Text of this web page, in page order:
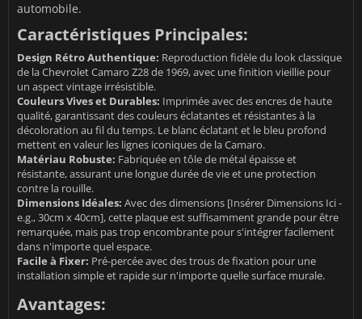
automobile.
Caractéristiques Principales:
Design Rétro Authentique: Reproduction fidèle du look classique
de la Chevrolet Camaro Z28 de 1969, avec une finition vieillie pour
un aspect vintage irrésistible.
Couleurs Vives et Durables: Imprimée avec des encres de haute
qualité, garantissant des couleurs éclatantes et résistantes à la
décoloration au fil du temps. Le blanc éclatant et le bleu profond
mettent en valeur les lignes iconiques de la Camaro.
Matériau Robuste: Fabriquée en tôle de métal épaisse et
résistante, assurant une longue durée de vie et une protection
contre la rouille.
Dimensions Idéales: Avec des dimensions [Insérer Dimensions Ici -
e.g., 30cm x 40cm], cette plaque est suffisamment grande pour être
remarquée, mais pas trop encombrante pour s'intégrer facilement
dans n'importe quel espace.
Facile à Fixer: Pré-percée avec des trous de fixation pour une
installation simple et rapide sur n'importe quelle surface murale.
Avantages: